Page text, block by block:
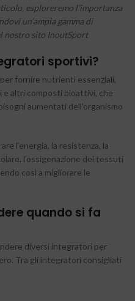
esploreremo l’importanza
un’ampia gamma di
nostro sito InoutSport
sportivi?
fornire nutrienti essenziali,
e altri composti bioattivi, che
aumentati dell’organismo
l’energia, la resistenza, la
l’ossigenazione dei tessuti
così a migliorare le
quando si fa
diversi integratori per
Tra gli integratori consigliati